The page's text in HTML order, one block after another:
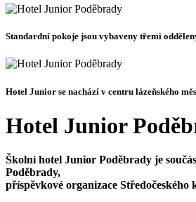
Standardní pokoje jsou vybaveny třemi
Hotel Junior se nachází v centru lázeňského
Hotel Junior
Školní hotel Junior Poděbrady je
Poděbrady,
příspěvkové organizace Středočeského